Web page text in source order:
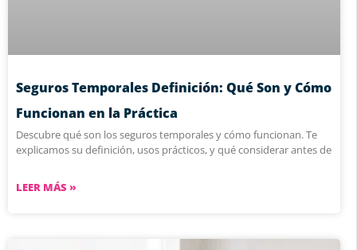
Seguros Temporales Definición: Qué Son y Cómo
Funcionan en la Práctica
Descubre qué son los seguros temporales y cómo funcionan. Te
explicamos su definición, usos prácticos, y qué considerar antes de
LEER MÁS »